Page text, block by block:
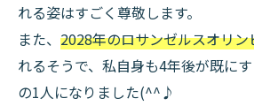
れる姿はすごく尊敬します。
また、 2028年のロサンゼルスオリン
れるそうで、私自身も4年後が既に
の1人になりました(^^♪